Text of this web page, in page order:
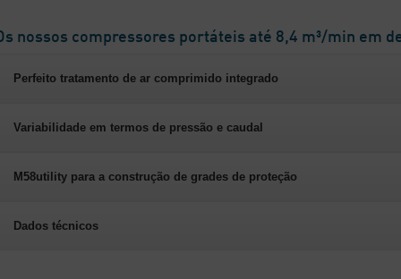
nossos compressores portáteis até 8,4 m³/min em
Perfeito tratamento de ar comprimido integrado
Variabilidade em termos de pressão e caudal
M58utility para a construção de grades de proteção
Dados técnicos